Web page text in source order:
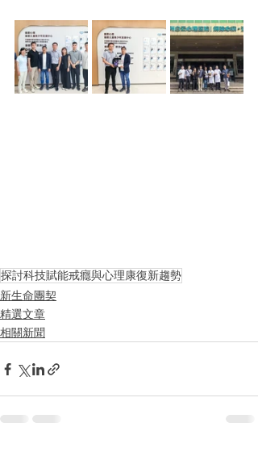
探討科技賦能戒癮與心理康復新趨勢
新生命團契
精選文章
相關新聞